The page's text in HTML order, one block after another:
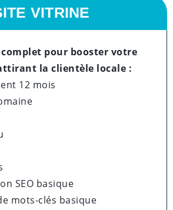
VITRINE
pour booster votre
la clientèle locale :
12 mois
SEO basique
mots-clés basique